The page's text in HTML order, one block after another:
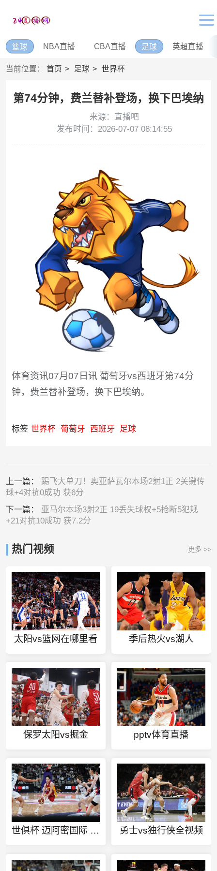
篮球 NBA直播 CBA直播 足球 英超直播
当前位置： 首页 足球 世界杯
第74分钟，费兰替补登场，换下巴埃纳
来源：直播吧
发布时间：2026-07-07 08:14:55
体育资讯07月07日讯 葡萄牙vs西班牙第74分
钟，费兰替补登场，换下巴埃纳。
标签 世界杯 葡萄牙 西班牙 足球
上一篇： 踢飞大单刀！奥亚萨瓦尔本场2射1正 2关键传
球+4对抗0成功 获6分
下一篇： 亚马尔本场3射2正 19丢失球权+5抢断5犯规
+21对抗10成功 获7.2分
热门视频 更多 >>
太阳vs篮网在哪里看 季后热火vs湖人
保罗太阳vs掘金 pptv体育直播
世俱杯 迈阿密国际 直播吧 勇士vs独行侠全视频